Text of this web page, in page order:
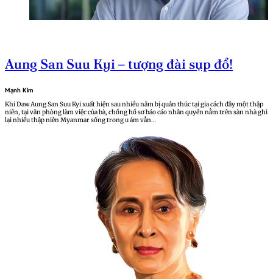
Aung San Suu Kyi – tượng đài sụp đổ!
Mạnh Kim
Khi Daw Aung San Suu Kyi xuất hiện sau nhiều năm bị quản thúc tại gia cách đây một thập
niên, tại văn phòng làm việc của bà, chồng hồ sơ báo cáo nhân quyền nằm trên sàn nhà ghi
lại nhiều thập niên Myanmar sống trong u ám vẫn…